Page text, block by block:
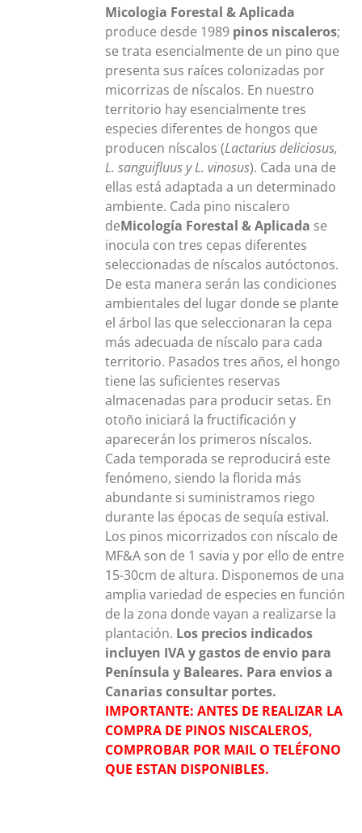
desde
135,00€
hasta
280,00€
Micologia Forestal & Aplicada
produce desde 1989 pinos niscaleros;
se trata esencialmente de un pino que
presenta sus raíces colonizadas por
micorrizas de níscalos. En nuestro
territorio hay esencialmente tres
especies diferentes de hongos que
producen níscalos (Lactarius deliciosus,
L. sanguifluus y L. vinosus). Cada una de
ellas está adaptada a un determinado
ambiente. Cada pino niscalero
deMicología Forestal & Aplicada se
inocula con tres cepas diferentes
seleccionadas de níscalos autóctonos.
De esta manera serán las condiciones
ambientales del lugar donde se plante
el árbol las que seleccionaran la cepa
más adecuada de níscalo para cada
territorio. Pasados tres años, el hongo
tiene las suficientes reservas
almacenadas para producir setas. En
otoño iniciará la fructificación y
aparecerán los primeros níscalos.
Cada temporada se reproducirá este
fenómeno, siendo la florida más
abundante si suministramos riego
durante las épocas de sequía estival.
Los pinos micorrizados con níscalo de
MF&A son de 1 savia y por ello de entre
15-30cm de altura. Disponemos de una
amplia variedad de especies en función
de la zona donde vayan a realizarse la
plantación. Los precios indicados
incluyen IVA y gastos de envio para
Península y Baleares. Para envios a
Canarias consultar portes.
IMPORTANTE: ANTES DE REALIZAR LA
COMPRA DE PINOS NISCALEROS,
COMPROBAR POR MAIL O TELÉFONO
QUE ESTAN DISPONIBLES.